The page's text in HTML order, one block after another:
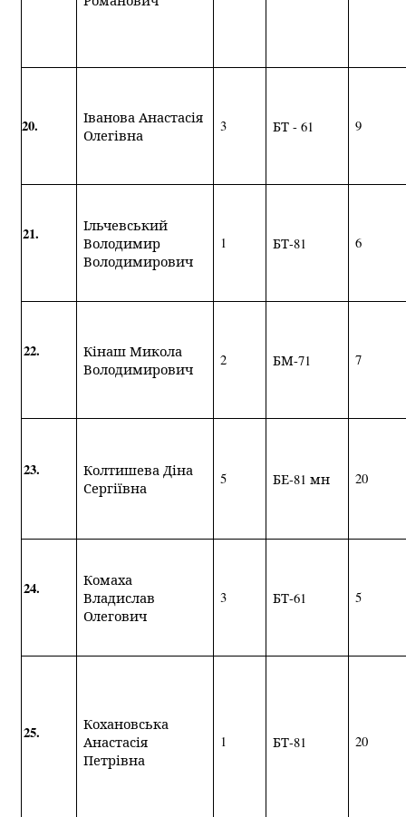
20.
Іванова Анастасія
Олегівна
3 БТ - 61 9
21.
Ільчевський
Володимир
Володимирович
1 БТ-81 6
22.
Кінаш Микола
Володимирович
2 БМ-71 7
23.
Колтишева Діна
Сергіївна
5 БЕ-81 мн 20
24.
Комаха
Владислав
Олегович
3 БТ-61 5
25.
Кохановська
Анастасія
Петрівна
1 БТ-81 20